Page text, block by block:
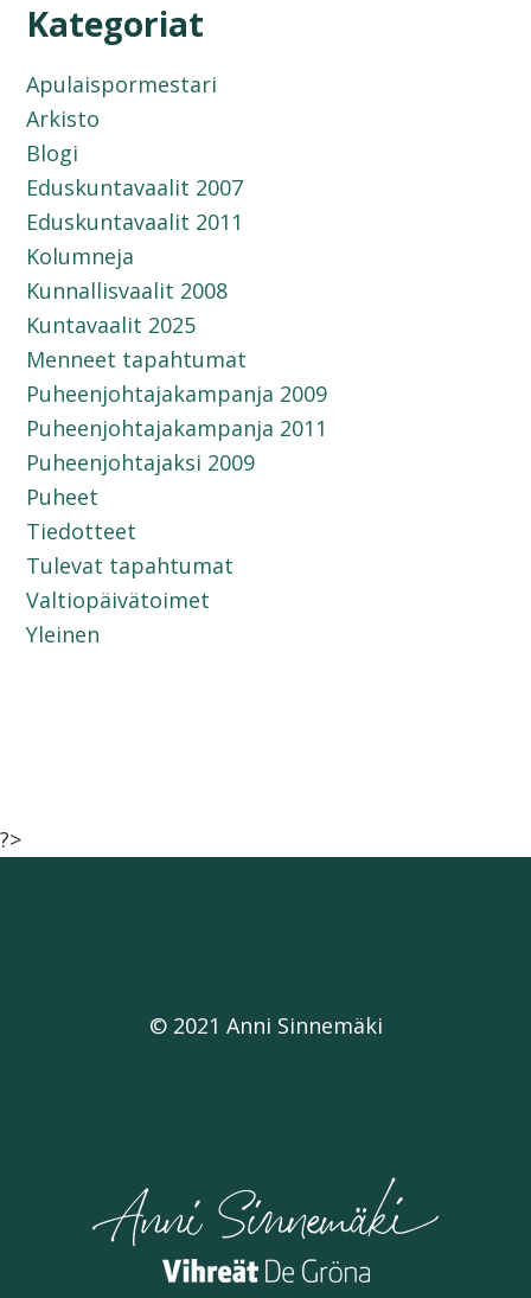
Kategoriat
Apulaispormestari
Arkisto
Blogi
Eduskuntavaalit 2007
Eduskuntavaalit 2011
Kolumneja
Kunnallisvaalit 2008
Kuntavaalit 2025
Menneet tapahtumat
Puheenjohtajakampanja 2009
Puheenjohtajakampanja 2011
Puheenjohtajaksi 2009
Puheet
Tiedotteet
Tulevat tapahtumat
Valtiopäivätoimet
Yleinen
?>
© 2021 Anni Sinnemäki